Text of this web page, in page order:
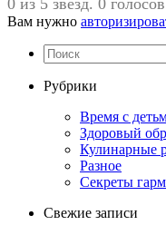
0 из 5 звезд. 0
Вам нужно
Рубрики
Время с
Здоровый
Кулинарные
Разное
Секреты
Свежие записи